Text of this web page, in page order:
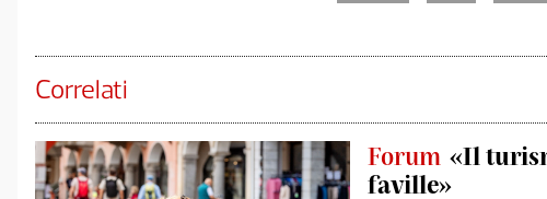
Correlati
Forum «Il
faville»